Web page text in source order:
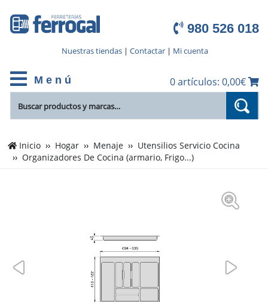
980 526 018
Nuestras tiendas| Contactar| Mi cuenta
M e n ú 0 artículos: 0,00€
Inicio Hogar Menaje
Utensilios Servicio Cocina
Organizadores De Cocina (armario, Frigo...)